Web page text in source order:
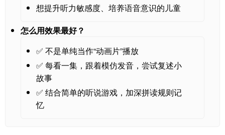
想提升听力敏感度、培养语音意识的儿童
怎么用效果最好？
✅ 不是单纯当作“动画片”播放
✅ 每看一集，跟着模仿发音，尝试复述小
故事
✅ 结合简单的听说游戏，加深拼读规则记
忆